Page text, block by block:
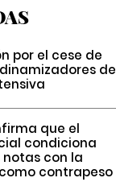
por el cese de
de
que el
condiciona
con la
contrapeso